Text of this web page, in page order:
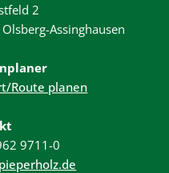
2
Assinghausen
Route planen
9711-0